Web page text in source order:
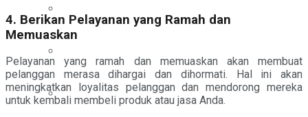
4. Berikan Pelayanan yang Ramah dan
Memuaskan
Pelayanan yang ramah dan memuaskan akan membuat
pelanggan merasa dihargai dan dihormati. Hal ini akan
meningkatkan loyalitas pelanggan dan mendorong mereka
untuk kembali membeli produk atau jasa Anda.